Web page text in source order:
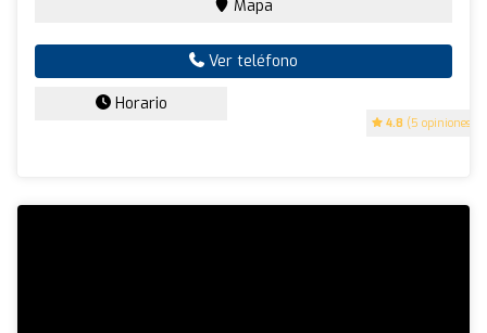
4.8 (5 opiniones)
Mapa
Ver teléfono
Horario